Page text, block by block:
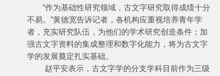
“作为基础性研究领域，古文字研究取得成绩十分
不易。”黄德宽告诉记者，各机构应重视培养青年学
者，充实研究队伍，为他们的学术研究创造条件；加
强古文字资料的集成整理和数字化能力，将为古文字
学的发展奠定扎实基础。
赵平安表示，古文字学的分支学科目前作为三级